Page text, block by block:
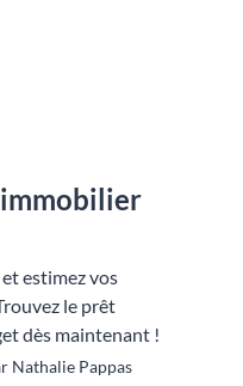
estimez vos
le prêt
dès maintenant !
Nathalie Pappas